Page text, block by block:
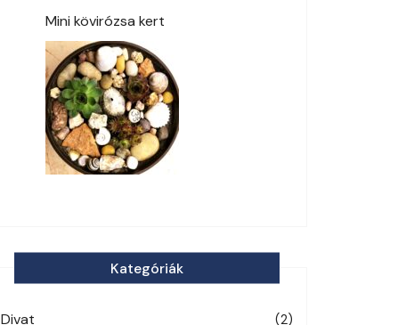
Mini kövirózsa kert
Kategóriák
Divat (2)